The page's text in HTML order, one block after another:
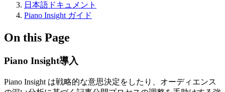
日本語ドキュメント
Piano Insight ガイド
On this Page
Piano Insight導入
Piano Insight は戦略的な意思決定をしたり、オーディエンス